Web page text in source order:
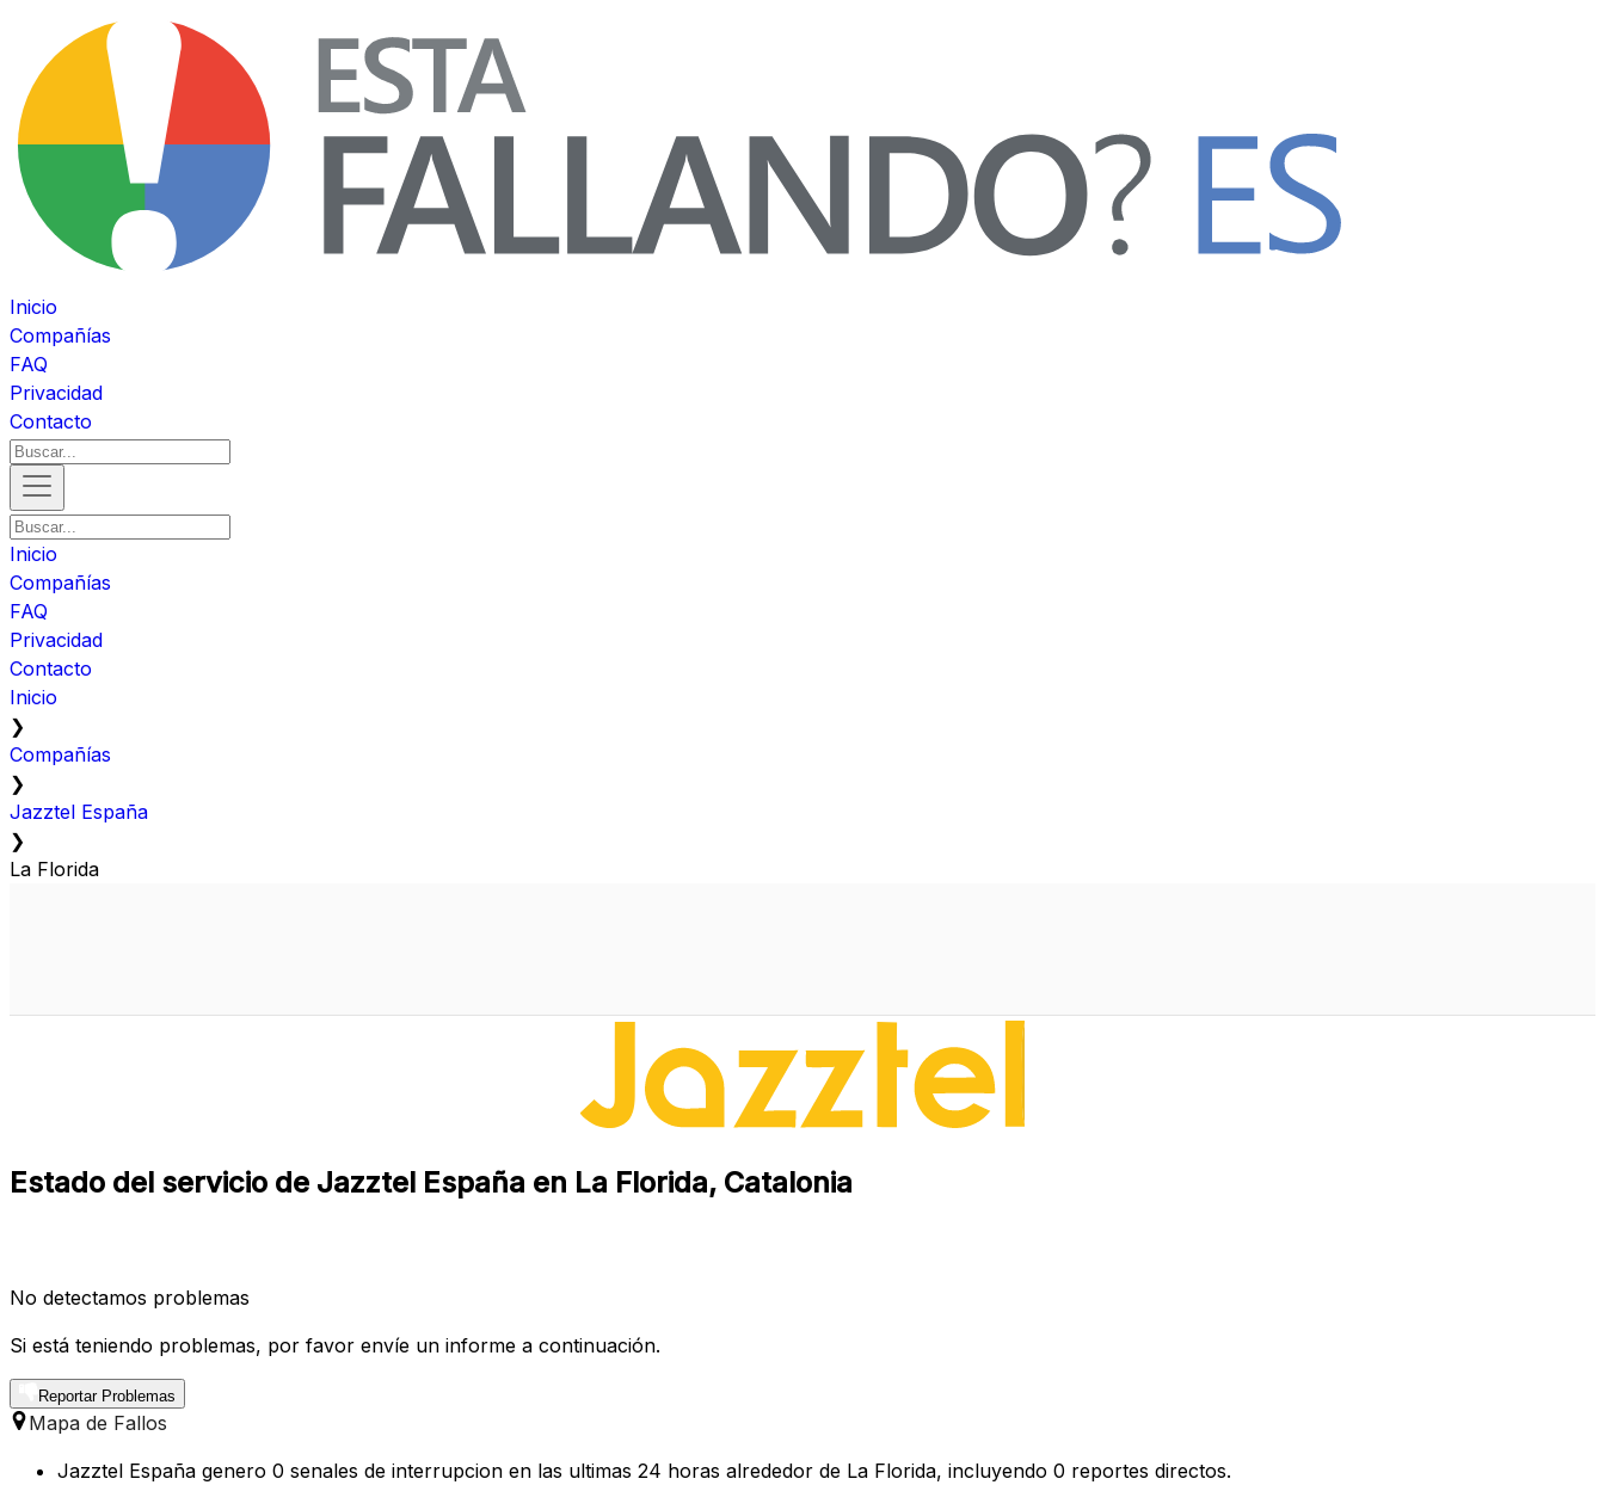
Inicio
Compañías
FAQ
Privacidad
Contacto
Inicio
Compañías
FAQ
Privacidad
Contacto
Inicio
❯
Compañías
❯
Jazztel España
❯
La Florida
Estado del servicio de Jazztel España en La Florida, Catalonia
No detectamos problemas
Si está teniendo problemas, por favor envíe un informe a continuación.
Reportar Problemas
Mapa de Fallos
Jazztel España genero 0 senales de interrupcion en las ultimas 24 horas alrededor de La Florida, incluyendo 0 reportes directos.